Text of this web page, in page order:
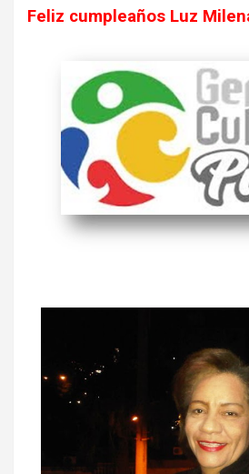
Feliz cumpleaños Luz